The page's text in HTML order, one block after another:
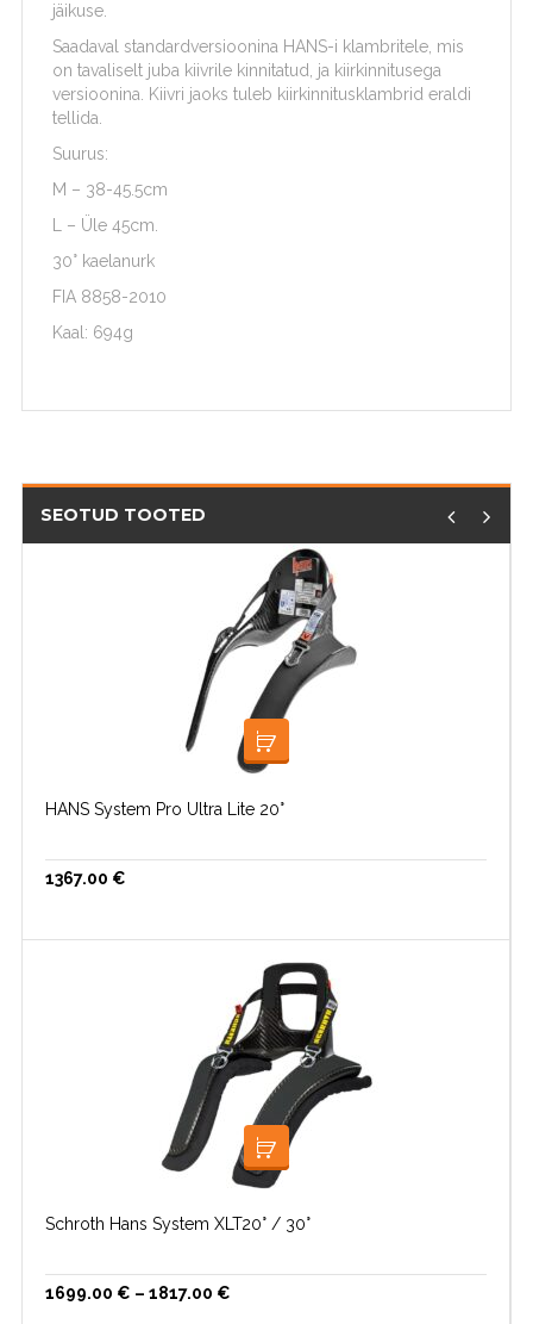
jäikuse.
Saadaval standardversioonina HANS-i klambritele, mis
on tavaliselt juba kiivrile kinnitatud, ja kiirkinnitusega
versioonina. Kiivri jaoks tuleb kiirkinnitusklambrid eraldi
tellida.
Suurus:
M – 38-45.5cm
L – Üle 45cm.
30° kaelanurk
FIA 8858-2010
Kaal: 694g
SEOTUD TOOTED
VALI
HANS System Pro Ultra Lite 20°
1367.00 €
VALI
Schroth Hans System XLT20° / 30°
1699.00 € – 1817.00 €